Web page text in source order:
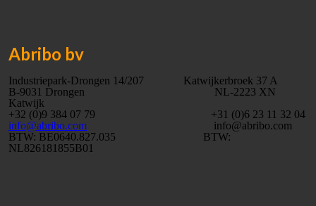
Abribo bv
Industriepark-Drongen 14/207 Katwijkerbroek 37 A
B-9031 Drongen NL-2223 XN
Katwijk
+32 (0)9 384 07 79 +31 (0)6 23 11 32 04
info@abribo.com info@abribo.com
BTW: BE0640.827.035 BTW:
NL826181855B01